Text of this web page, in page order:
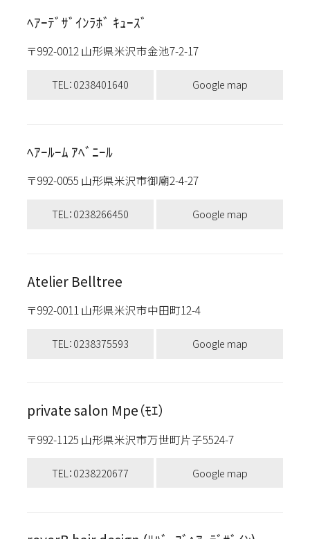
ﾍｱｰﾃﾞｻﾞｲﾝﾗﾎﾞ ｷｭｰｽﾞ
〒992-0012 山形県米沢市金池7-2-17
TEL：0238401640 Google map
ﾍｱｰﾙｰﾑ ｱﾍﾞﾆｰﾙ
〒992-0055 山形県米沢市御廟2-4-27
TEL：0238266450 Google map
Atelier Belltree
〒992-0011 山形県米沢市中田町12-4
TEL：0238375593 Google map
private salon Mpe（ﾓｴ）
〒992-1125 山形県米沢市万世町片子5524-7
TEL：0238220677 Google map